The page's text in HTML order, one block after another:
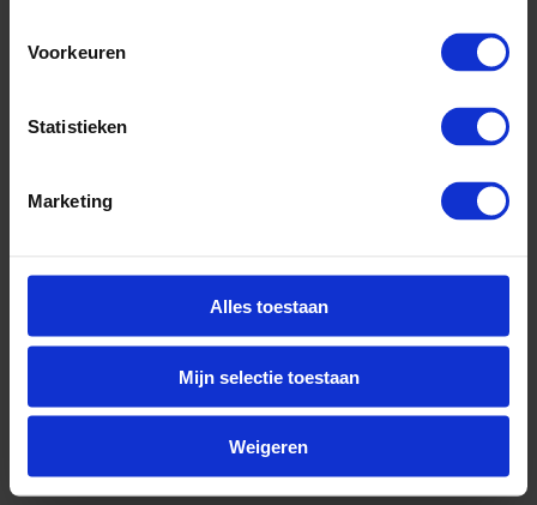
Voorkeuren
Statistieken
Marketing
Alles toestaan
Mijn selectie toestaan
Weigeren